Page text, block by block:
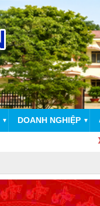
▼ DOANH NGHIỆP ▼
XÂY DỰNG